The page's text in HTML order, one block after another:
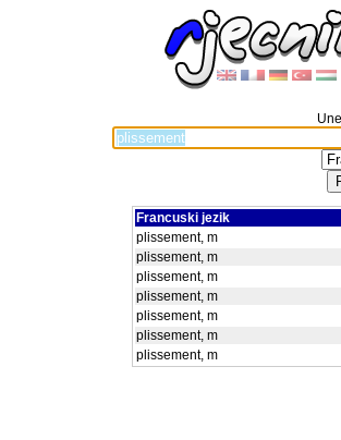
Francuski jezik
plissement, m
plissement, m
plissement, m
plissement, m
plissement, m
plissement, m
plissement, m